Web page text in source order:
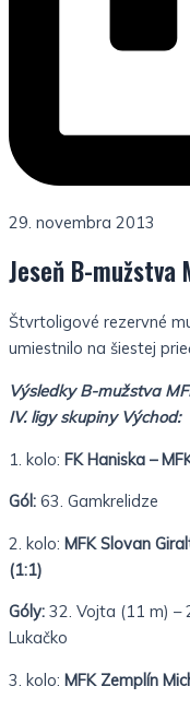
29. novembra 2013
Jeseň B-mužstva
Štvrtoligové rezervné
umiestnilo na šiestej
Výsledky B-mužstva
IV. ligy skupiny Východ:
1. kolo: FK Haniska –
Gól: 63. Gamkrelidze
2. kolo: MFK Slovan
(1:1)
Góly: 32. Vojta (11 m) –
Lukačko
3. kolo: MFK Zemplín